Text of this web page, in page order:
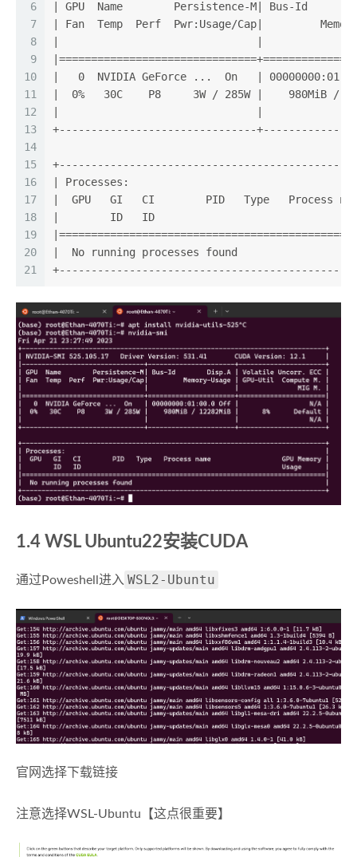
6
7
8
9
10
11
12
13
14
15
16
17
18
19
20
21
| GPU  Name        Persistence-M| Bus-Id
| Fan  Temp  Perf  Pwr:Usage/Cap|
|                               |
|   0  NVIDIA GeForce ...  On   |
|  0%   30C    P8     3W / 285W |    980MiB /
|                               |
+-------------------------------
| Processes:
|  GPU   GI   CI        PID   Type   Process
|        ID   ID
|  No running processes found
1.4 WSL Ubuntu22安装CUDA
通过Poweshell进入 WSL2-Ubuntu
官网选择下载链接
注意选择WSL-Ubuntu【这点很重要】